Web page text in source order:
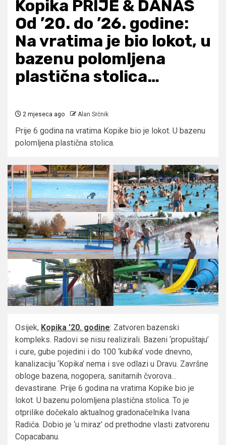
Kopika PRIJE & DANAS
Od ’20. do ’26. godine:
Na vratima je bio lokot, u
bazenu polomljena
plastična stolica…
2 mjeseca ago Alan Srčnik
Prije 6 godina na vratima Kopike bio je lokot. U bazenu
polomljena plastična stolica.
Osijek, Kopika ’20. godine: Zatvoren bazenski
kompleks. Radovi se nisu realizirali. Bazeni ‘propuštaju’
i cure, gube pojedini i do 100 ‘kubika’ vode dnevno,
kanalizaciju ‘Kopika’ nema i sve odlazi u Dravu. Završne
obloge bazena, nogopera, sanitarnih čvorova…
devastirane. Prije 6 godina na vratima Kopike bio je
lokot. U bazenu polomljena plastična stolica. To je
otprilike dočekalo aktualnog gradonačelnika Ivana
Radića. Dobio je ‘u miraz’ od prethodne vlasti zatvorenu
Copacabanu.